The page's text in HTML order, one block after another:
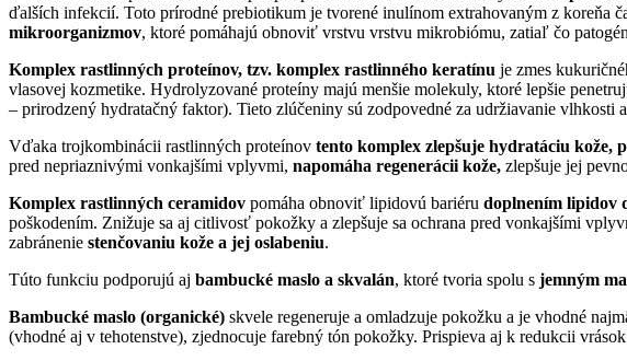
ďalších infekcií. Toto prírodné prebiotikum je tvorené inulínom extrahovaným z koreňa
mikroorganizmov, ktoré pomáhajú obnoviť vrstvu vrstvu mikrobiómu, zatiaľ čo
Komplex rastlinných proteínov, tzv. komplex rastlinného keratínu je zmes
vlasovej kozmetike. Hydrolyzované proteíny majú menšie molekuly, ktoré lepšie
– prirodzený hydratačný faktor). Tieto zlúčeniny sú zodpovedné za udržiavanie
Vďaka trojkombinácii rastlinných proteínov tento komplex zlepšuje hydratáciu
pred nepriaznivými vonkajšími vplyvmi, napomáha regenerácii kože, zlepšuje jej
Komplex rastlinných ceramidov pomáha obnoviť lipidovú bariéru doplnením lipidov
poškodením. Znižuje sa aj citlivosť pokožky a zlepšuje sa ochrana pred vonkajšími
zabránenie stenčovaniu kože a jej oslabeniu.
Túto funkciu podporujú aj bambucké maslo a skvalán, ktoré tvoria spolu s jemným
Bambucké maslo (organické) skvele regeneruje a omladzuje pokožku a je vhodné
(vhodné aj v tehotenstve), zjednocuje farebný tón pokožky. Prispieva aj k redukcii